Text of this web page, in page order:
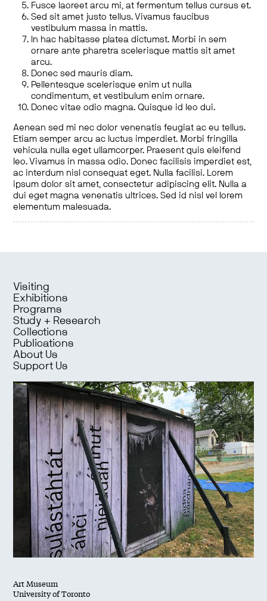
Fusce laoreet arcu mi, at fermentum tellus cursus et.
Sed sit amet justo tellus. Vivamus faucibus
vestibulum massa in mattis.
In hac habitasse platea dictumst. Morbi in sem
ornare ante pharetra scelerisque mattis sit amet
arcu.
Donec sed mauris diam.
Pellentesque scelerisque enim ut nulla
condimentum, et vestibulum enim ornare.
Donec vitae odio magna. Quisque id leo dui.
Aenean sed mi nec dolor venenatis feugiat ac eu tellus.
Etiam semper arcu ac luctus imperdiet. Morbi fringilla
vehicula nulla eget ullamcorper. Praesent quis eleifend
leo. Vivamus in massa odio. Donec facilisis imperdiet est,
ac interdum nisl consequat eget. Nulla facilisi. Lorem
ipsum dolor sit amet, consectetur adipiscing elit. Nulla a
dui eget magna venenatis ultrices. Sed id nisl vel lorem
elementum malesuada.
Visiting
Exhibitions
Programs
Study + Research
Collections
Publications
About Us
Support Us
Art Museum
University of Toronto